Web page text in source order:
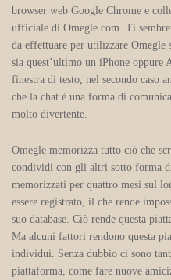
browser web Google Chrome e
ufficiale di Omegle.com. Ti
da effettuare per utilizzare Omegle
sia quest’ultimo un iPhone
finestra di testo, nel secondo caso
che la chat è una forma di
molto divertente.
Omegle memorizza tutto ciò che
condividi con gli altri sotto forma
memorizzati per quattro mesi sul
essere registrato, il che rende
suo database. Ciò rende questa
Ma alcuni fattori rendono questa
individui. Senza dubbio ci sono
piattaforma, come fare nuove